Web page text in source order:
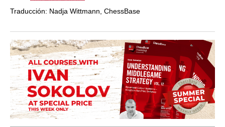
Traducción: Nadja Wittmann, ChessBase